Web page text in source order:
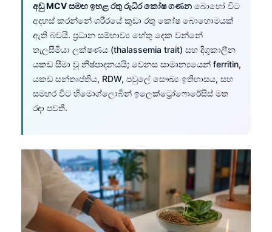
අඩු MCV සමඟ ඉහළ රතු රුධිර කෝෂ ගණන බොහෝ විට
අදහස් කරන්නේ ශරීරයේ කුඩා රතු කෝෂ බොහොමයක්
ඇති බවයි. ප්‍රධාන සම්භාව්‍ය හේතු දෙක වන්නේ
තැලසීමියා ලක්ෂණය (thalassemia trait) සහ දිගුකාලීන
යකඩ සීමා වූ නිෂ්පාදනයයි; වෙනස සාමාන්‍යයෙන් ferritin,
යකඩ සන්තෘප්තිය, RDW, පවුලේ සෞඛ්‍ය ඉතිහාසය, සහ
සමහර විට හිමොග්ලොබින් ඉලෙක්ට්‍රෝෆොරේසිස් මත
රඳා පවතී.
Esperanto
Frysk
Ślōnskŏ gŏdka
Norsk bokmål